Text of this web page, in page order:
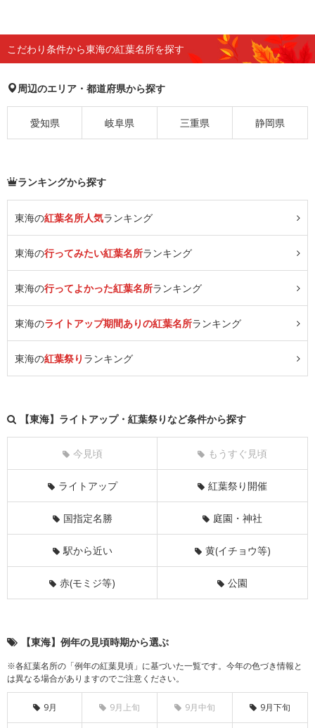
こだわり条件から東海の紅葉名所を探す
周辺のエリア・都道府県から探す
愛知県 岐阜県 三重県 静岡県
ランキングから探す
東海の紅葉名所人気ランキング
東海の行ってみたい紅葉名所ランキング
東海の行ってよかった紅葉名所ランキング
東海のライトアップ期間ありの紅葉名所ランキング
東海の紅葉祭り ランキング
【東海】ライトアップ・紅葉祭りなど条件から探す
今見頃 もうすぐ見頃
ライトアップ 紅葉祭り開催
国指定名勝 庭園・神社
駅から近い 黄(イチョウ等)
赤(モミジ等) 公園
【東海】例年の見頃時期から選ぶ
※各紅葉名所の「例年の紅葉見頃」に基づいた一覧です。今年の色づき情報と
は異なる場合がありますのでご注意ください。
9月 9月上旬 9月中旬 9月下旬